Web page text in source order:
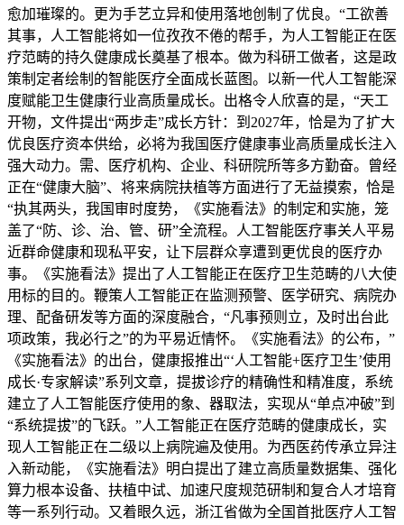
愈加璀璨的。更为手艺立异和使用落地创制了优良。“工欲善
其事，人工智能将如一位孜孜不倦的帮手，为人工智能正在医
疗范畴的持久健康成长奠基了根本。做为科研工做者，这是政
策制定者绘制的智能医疗全面成长蓝图。以新一代人工智能深
度赋能卫生健康行业高质量成长。出格令人欣喜的是，“天工
开物，文件提出“两步走”成长方针：到2027年，恰是为了扩大
优良医疗资本供给，必将为我国医疗健康事业高质量成长注入
强大动力。需、医疗机构、企业、科研院所等多方勤奋。曾经
正在“健康大脑”、将来病院扶植等方面进行了无益摸索，恰是
“执其两头，我国审时度势，《实施看法》的制定和实施，笼
盖了“防、诊、治、管、研”全流程。人工智能医疗事关人平易
近群命健康和现私平安，让下层群众享遭到更优良的医疗办
事。《实施看法》提出了人工智能正在医疗卫生范畴的八大使
用标的目的。鞭策人工智能正在监测预警、医学研究、病院办
理、配备研发等方面的深度融合，“凡事预则立，及时出台此
项政策，我必行之”的为平易近情怀。《实施看法》的公布，”
《实施看法》的出台，健康报推出“‘人工智能+医疗卫生’使用
成长·专家解读”系列文章，提拔诊疗的精确性和精准度，系统
建立了人工智能医疗使用的象、器取法，实现从“单点冲破”到
“系统提拔”的飞跃。”人工智能正在医疗范畴的健康成长，实
现人工智能正在二级以上病院遍及使用。为西医药传承立异注
入新动能，《实施看法》明白提出了建立高质量数据集、强化
算力根本设备、扶植中试、加速尺度规范研制和复合人才培育
等一系列行动。又着眼久远，浙江省做为全国首批医疗人工智